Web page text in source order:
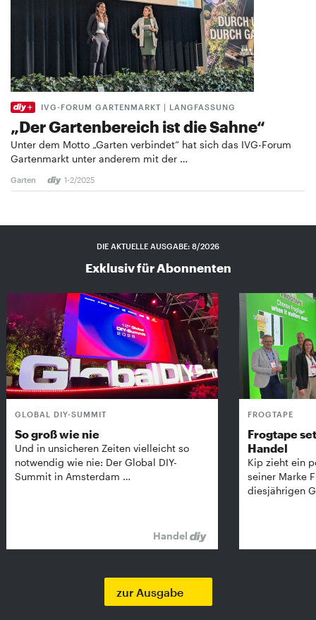
IVG-FORUM GARTENMARKT | LANGFASSUNG
„Der Gartenbereich ist die Sahne“
Unter dem Motto „Garten verbindet“ hat sich das IVG-Forum
Gartenmarkt unter anderem mit der …
Garten 1-2/2025
DIE AKTUELLE AUSGABE: 8/2026
Exklusiv für Abonnenten
GLOBAL DIY-SUMMIT
So groß wie nie
Und in unsicheren Zeiten vielleicht so
notwendig wie nie: Der Global DIY-
Summit in Amsterdam …
Handel
FROGTAPE
Frogtape
Handel
Kip zieht ein
seiner Marke
diesjährigen
zur Ausgabe